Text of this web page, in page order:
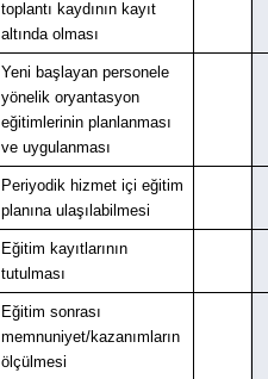
toplantı kaydının kayıt
altında olması
Yeni başlayan personele
yönelik oryantasyon
eğitimlerinin planlanması
ve uygulanması
Periyodik hizmet içi eğitim
planına ulaşılabilmesi
Eğitim kayıtlarının
tutulması
Eğitim sonrası
memnuniyet/kazanımların
ölçülmesi